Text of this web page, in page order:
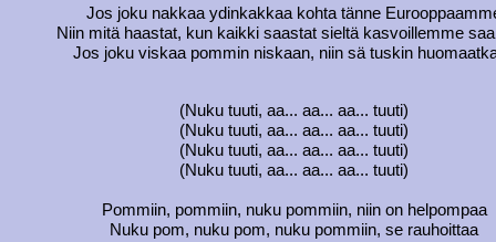
Jos joku nakkaa ydinkakkaa kohta tänne
Niin mitä haastat, kun kaikki saastat sieltä kasvoillemme
Jos joku viskaa pommin niskaan, niin sä tuskin
(Nuku tuuti, aa... aa... aa... tuuti)
(Nuku tuuti, aa... aa... aa... tuuti)
(Nuku tuuti, aa... aa... aa... tuuti)
(Nuku tuuti, aa... aa... aa... tuuti)
Pommiin, pommiin, nuku pommiin, niin on helpompaa
Nuku pom, nuku pom, nuku pommiin, se rauhoittaa